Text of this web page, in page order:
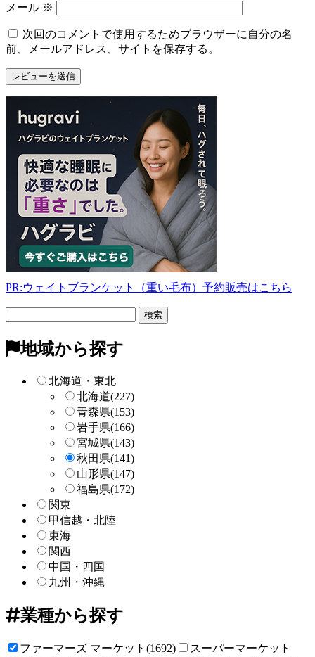
メール ※
次回のコメントで使用するためブラウザーに自分の名
前、メールアドレス、サイトを保存する。
PR:ウェイトブランケット（重い毛布）予約販売はこちら
ー
検
地域から探す
北海道・東北
北海道(227)
青森県(153)
岩手県(166)
宮城県(143)
秋田県(141)
山形県(147)
福島県(172)
関東
甲信越・北陸
東海
関西
中国・四国
九州・沖縄
業種から探す
ファーマーズ マーケット(1692)
スーパーマーケット